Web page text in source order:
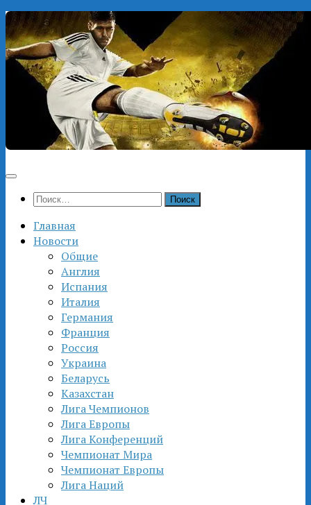
Перейти
к
содержимому
Найти:
Главная
Новости
Общие
Англия
Испания
Италия
Германия
Франция
Россия
Украина
Беларусь
Казахстан
Лига Чемпионов
Лига Европы
Лига Конференций
Чемпионат Мира
Чемпионат Европы
Лига Наций
ЛЧ